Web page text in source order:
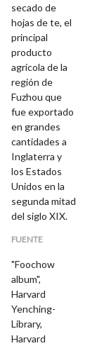
secado de
hojas de te, el
principal
producto
agrícola de la
región de
Fuzhou que
fue exportado
en grandes
cantidades a
Inglaterra y
los Estados
Unidos en la
segunda mitad
del siglo XIX.
FUENTE
"Foochow
album",
Harvard
Yenching-
Library,
Harvard